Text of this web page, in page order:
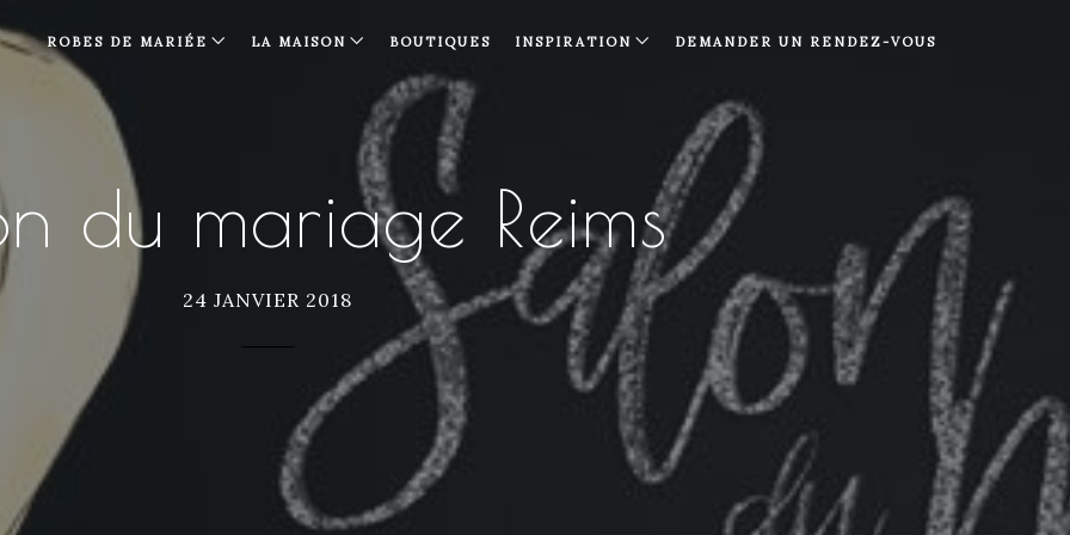
ROBES DE MARIÉE LA MAISON BOUTIQUES INSPIRATION DEMANDER UN RENDEZ-VOUS
du mariage Reims
24 JANVIER 2018